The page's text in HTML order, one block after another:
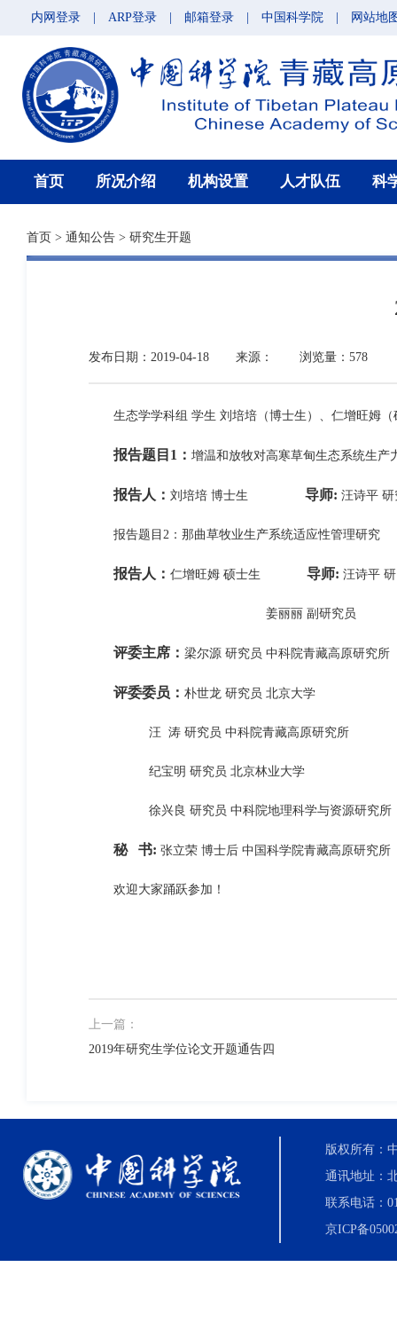
内网登录 ARP登录 邮箱登录 中国科学院 网站地
首页 所况介绍 机构设置 人才队伍 科
首页 > 通知公告 > 研究生开题
发布日期：2019-04-18 来源： 浏览量：578
生态学学科组 学生 刘培培（博士生）、仁增旺姆（
报告题目1： 增温和放牧对高寒草甸生态系统生产
报告人： 刘培培 博士生 导师: 汪诗平 研
报告题目2：那曲草牧业生产系统适应性管理研究
报告人： 仁增旺姆 硕士生 导师: 汪诗平
姜丽丽 副研究员
评委主席： 梁尔源 研究员 中科院青藏高原研究所
评委委员： 朴世龙 研究员 北京大学
汪 涛 研究员 中科院青藏高原研究所
纪宝明 研究员 北京林业大学
徐兴良 研究员 中科院地理科学与资源研究所
秘 书: 张立荣 博士后 中国科学院青藏高原研究所
欢迎大家踊跃参加！
上一篇：
2019年研究生学位论文开题通告四
版权所有：
通讯地址：
联系电话：
京ICP备